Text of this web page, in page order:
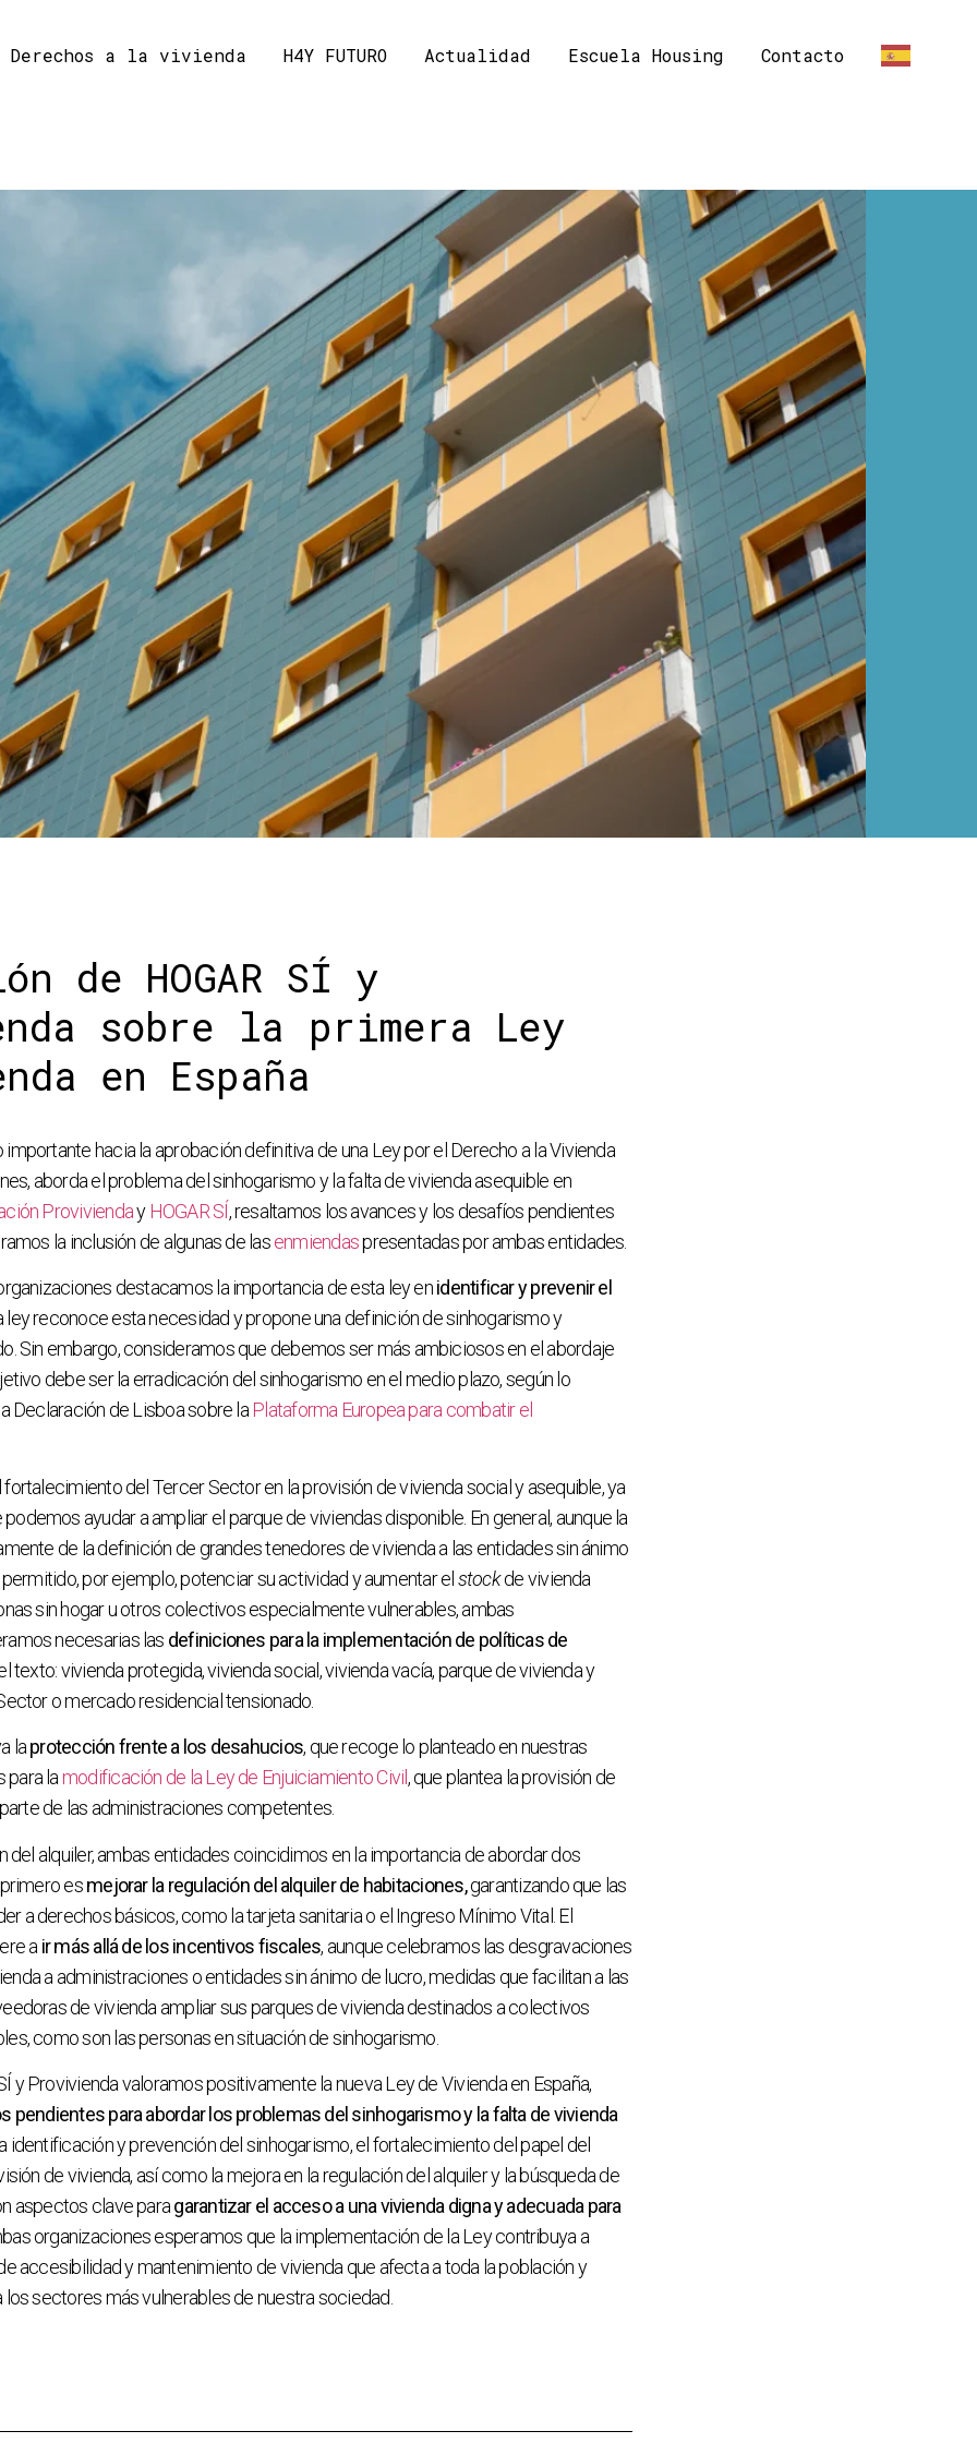
Derechos a la vivienda H4Y FUTURO Actualidad Escuela Housing Contacto ES
de HOGAR SÍ y
sobre la primera Ley
en España
importante hacia la aprobación definitiva de una Ley por el Derecho a la Vivienda
aborda el problema del sinhogarismo y la falta de vivienda asequible en
Provivienday HOGAR SÍ, resaltamos los avances y los desafíos pendientes
la inclusión de algunas de lasenmiendaspresentadas por ambas entidades.
destacamos la importancia de esta ley enidentificar y prevenir el
ley reconoce esta necesidad y propone una definición de sinhogarismo y
Sin embargo, consideramos que debemos ser más ambiciosos en el abordaje
debe ser la erradicación del sinhogarismo en el medio plazo, según lo
Declaración de Lisboa sobre laPlataforma Europea para combatir el
del Tercer Sector en la provisión de vivienda social y asequible, ya
ayudar a ampliar el parque de viviendas disponible. En general, aunque la
de la definición de grandes tenedores de vivienda a las entidades sin ánimo
por ejemplo, potenciar su actividad y aumentar elstockde vivienda
sin hogar u otros colectivos especialmente vulnerables, ambas
necesarias las definiciones para la implementación de políticasde
texto: vivienda protegida, vivienda social, vivienda vacía, parque de vivienda y
o mercado residencial tensionado.
laprotección frente a los desahucios, que recoge lo planteado en nuestras
para la modificación de la Ley de Enjuiciamiento Civil, que plantea la provisión de
de las administraciones competentes.
del alquiler, ambas entidades coincidimos en la importancia de abordar dos
esmejorar la regulación del alquiler de habitaciones,garantizando que las
a derechos básicos, como la tarjeta sanitaria o el Ingreso Mínimo Vital. El
a ir más allá de los incentivos fiscales, aunque celebramos las desgravaciones
a administraciones o entidades sin ánimo de lucro, medidas que facilitan a las
de vivienda ampliar sus parques de vivienda destinados a colectivos
como son las personas en situación de sinhogarismo.
y Provivienda valoramos positivamente la nueva Ley de Vivienda en España,
pendientes para abordar los problemas del sinhogarismo y la falta de vivienda
identificación y prevención del sinhogarismo, el fortalecimiento del papel del
de vivienda, así como la mejora en la regulación del alquiler y la búsqueda de
aspectos clave paragarantizar el acceso a una vivienda digna y adecuada para
organizaciones esperamos que la implementación de la Ley contribuya a
accesibilidad y mantenimiento de vivienda que afecta a toda la población y
sectores más vulnerables de nuestra sociedad.